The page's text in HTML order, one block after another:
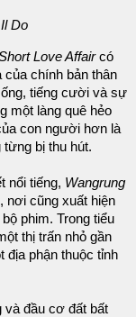
Do
Love Affaircó
chính bản thân
tiếng cười và sự
một làng quê hẻo
con người hơn là
bị thu hút.
nổi tiếng, Wangrung
nơi cũng xuất hiện
phim. Trong tiểu
thị trấn nhỏ gần
địa phận thuộc tỉnh
và đầu cơ đất bất